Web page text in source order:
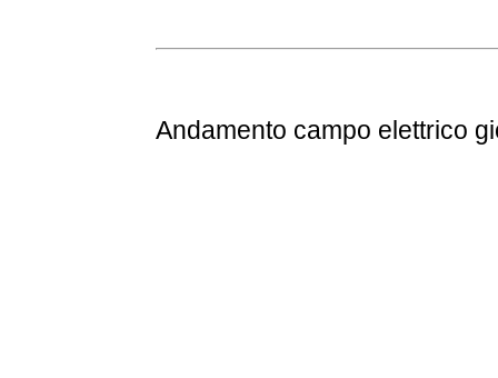
Andamento campo elettrico